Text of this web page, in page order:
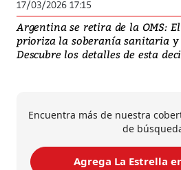
17/03/2026 17:15
Argentina se retira de la OMS:
prioriza la soberanía sanitaria y
Descubre los detalles de esta
Encuentra más de nuestra
de
Agrega La Estrella